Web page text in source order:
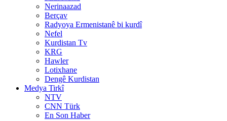
Nerinaazad
Berçav
Radyoya Ermenistanê bi kurdî
Nefel
Kurdistan Tv
KRG
Hawler
Lotixhane
Dengê Kurdistan
Medya Tirkî
NTV
CNN Türk
En Son Haber